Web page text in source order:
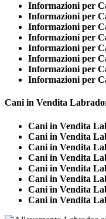
Informazioni per
Informazioni per
Informazioni per
Informazioni per
Informazioni per
Informazioni per
Informazioni per
Informazioni per
Cani in Vendita
Cani in Vendita
Cani in Vendita
Cani in Vendita
Cani in Vendita
Cani in Vendita
Cani in Vendita
Cani in Vendita
Cani in Vendita